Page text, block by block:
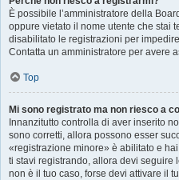
È possibile l’amministratore della
oppure vietato il nome utente che stai
disabilitato le registrazioni per
Contatta un amministratore per avere
Top
Mi sono registrato ma non riesco a
Innanzitutto controlla di aver inserito
sono corretti, allora possono esser
«registrazione minore» è abilitato e
ti stavi registrando, allora devi seguire
non è il tuo caso, forse devi attivare il